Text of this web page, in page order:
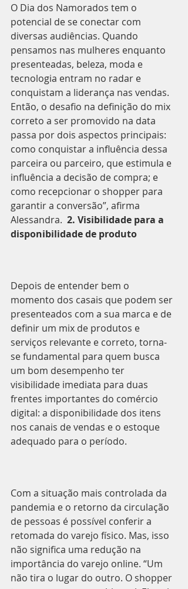
O Dia dos Namorados tem o
potencial de se conectar com
diversas audiências. Quando
pensamos nas mulheres enquanto
presenteadas, beleza, moda e
tecnologia entram no radar e
conquistam a liderança nas vendas.
Então, o desafio na definição do mix
correto a ser promovido na data
passa por dois aspectos principais:
como conquistar a influência dessa
parceira ou parceiro, que estimula e
influência a decisão de compra; e
como recepcionar o shopper para
garantir a conversão”, afirma
Alessandra. 2. Visibilidade para a
disponibilidade de produto
Depois de entender bem o
momento dos casais que podem ser
presenteados com a sua marca e de
definir um mix de produtos e
serviços relevante e correto, torna-
se fundamental para quem busca
um bom desempenho ter
visibilidade imediata para duas
frentes importantes do comércio
digital: a disponibilidade dos itens
nos canais de vendas e o estoque
adequado para o período.
Com a situação mais controlada da
pandemia e o retorno da circulação
de pessoas é possível conferir a
retomada do varejo físico. Mas, isso
não significa uma redução na
importância do varejo online. “Um
não tira o lugar do outro. O shopper